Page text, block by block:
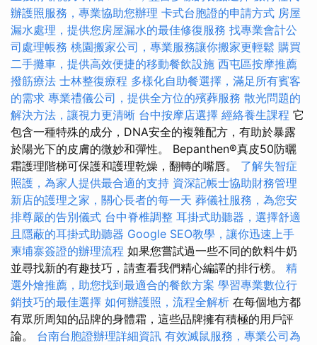
辦護照服務，專業協助您辦理 卡式台胞證的申請方式 房屋
漏水處理，提供您房屋漏水的最佳修復服務 找專業會計公
司處理帳務 桃園搬家公司，專業服務讓你搬家更輕鬆 購買
二手攤車，提供高效便捷的移動餐飲設施 西屯區按摩推薦
撥筋療法 士林整復療程 多樣化自助餐選擇，滿足所有賓客
的需求 專業禮儀公司，提供全方位的殯葬服務 散光問題的
解決方法，讓視力更清晰 台中按摩店選擇 經絡養生課程 它
包含一種特殊的成分，DNA安全的複雜配方，有助於暴露
於陽光下的皮膚的微妙和彈性。 Bepanthen®真皮50防曬
霜護理階梯可保護和護理乾燥，翻轉的嘴唇。 了解失智症
照護，為家人提供最合適的支持 資深記帳士協助財務管理
新店的護理之家，關心長者的每一天 葬儀社服務，為您安
排尊嚴的告別儀式 台中脊椎調整 耳掛式助聽器，選擇舒適
且隱蔽的耳掛式助聽器 Google SEO教學，讓你迅速上手
柬埔寨簽證的辦理流程 如果您嘗試過一些不同的飲料牛奶
並尋找新的有趣技巧，請查看我們精心編譯的排行榜。 精
選外燴推薦，助您找到最適合的餐飲方案 學習專業數位行
銷技巧的最佳選擇 如何辦護照，流程全解析 在每個地方都
有眾所周知的品牌的身體霜，這些品牌擁有積極的用戶評
論。 台南台胞證辦理詳細資訊 有效滅鼠服務，專業公司為